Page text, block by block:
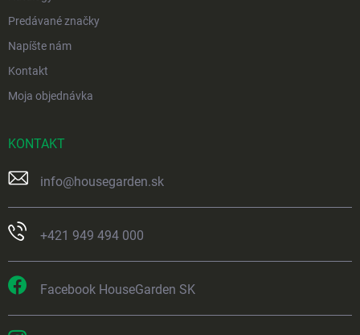
Predávané značky
Napíšte nám
Kontakt
Moja objednávka
KONTAKT
info@housegarden.sk
+421 949 494 000
Facebook HouseGarden SK